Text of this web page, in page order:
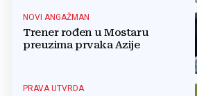
NOVI ANGAŽMAN
Trener rođen u Mostaru
preuzima prvaka Azije
PRAVA UTVRDA